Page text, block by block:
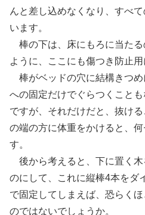
んと差し込めなくなり、すべ
います。
棒の下は、床にもろに当た
ように、ここにも傷つき防止用
棒がベッドの穴に結構きつめ
への固定だけでぐらつくこと
ですが、それだけだと、抜け
の端の方に体重をかけると、
す。
後から考えると、下に置く木
のにして、これに縦棒4本をダ
で固定してしまえば、恐らく
のではないでしょうか。